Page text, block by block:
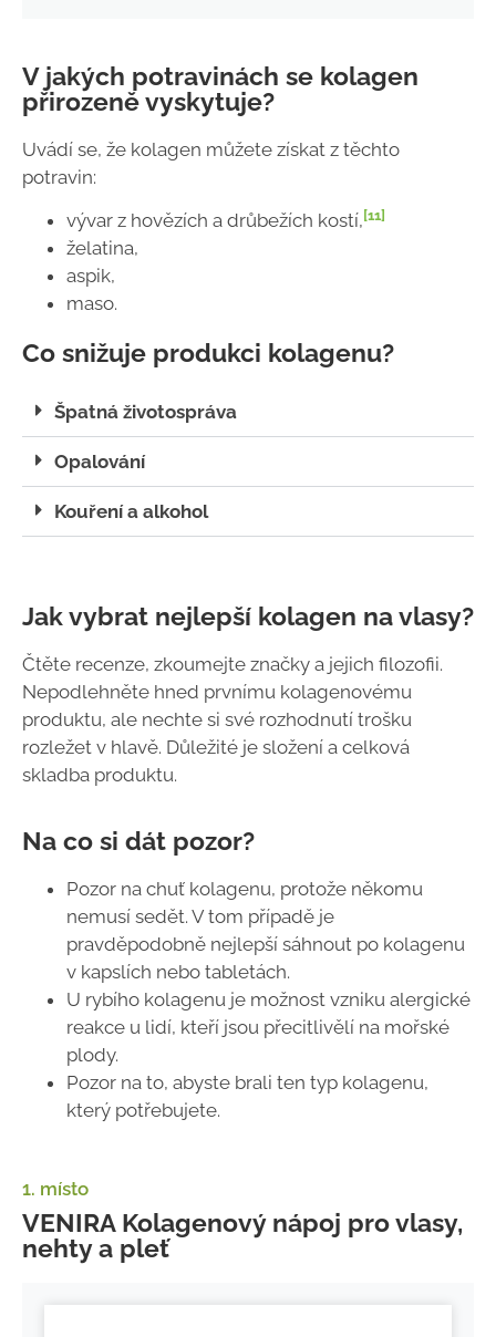
V jakých potravinách se kolagen
přirozeně vyskytuje?
Uvádí se, že kolagen můžete získat z těchto
potravin:
vývar z hovězích a drůbežích kostí, [11]
želatina,
aspik,
maso.
Co snižuje produkci kolagenu?
Špatná životospráva
Opalování
Kouření a alkohol
Jak vybrat nejlepší kolagen na vlasy?
Čtěte recenze, zkoumejte značky a jejich filozofii.
Nepodlehněte hned prvnímu kolagenovému
produktu, ale nechte si své rozhodnutí trošku
rozležet v hlavě. Důležité je složení a celková
skladba produktu.
Na co si dát pozor?
Pozor na chuť kolagenu, protože někomu
nemusí sedět. V tom případě je
pravděpodobně nejlepší sáhnout po kolagenu
v kapslích nebo tabletách.
U rybího kolagenu je možnost vzniku alergické
reakce u lidí, kteří jsou přecitlivělí na mořské
plody.
Pozor na to, abyste brali ten typ kolagenu,
který potřebujete.
1. místo
VENIRA Kolagenový nápoj pro vlasy,
nehty a pleť